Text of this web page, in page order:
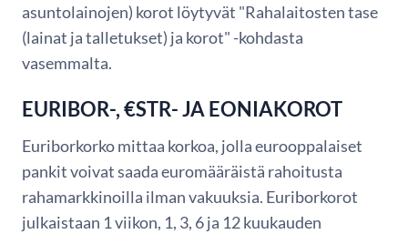
asuntolainojen) korot löytyvät "Rahalaitosten tase
(lainat ja talletukset) ja korot" -kohdasta
vasemmalta.
EURIBOR-, €STR- JA EONIAKOROT
Euriborkorko mittaa korkoa, jolla eurooppalaiset
pankit voivat saada euromääräistä rahoitusta
rahamarkkinoilla ilman vakuuksia. Euriborkorot
julkaistaan 1 viikon, 1, 3, 6 ja 12 kuukauden